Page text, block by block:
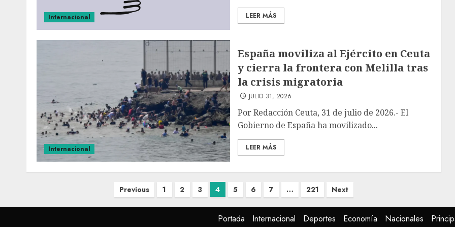
Internacional LEER MÁS
Internacional
España moviliza al Ejército en Ceuta
y cierra la frontera con Melilla tras
la crisis migratoria
JULIO 31, 2026
Por Redacción Ceuta, 31 de julio de 2026.- El
Gobierno de España ha movilizado...
LEER MÁS
Previous 1 2 3 4 5 6 7 … 221 Next
Portada Internacional Deportes Economía Nacionales